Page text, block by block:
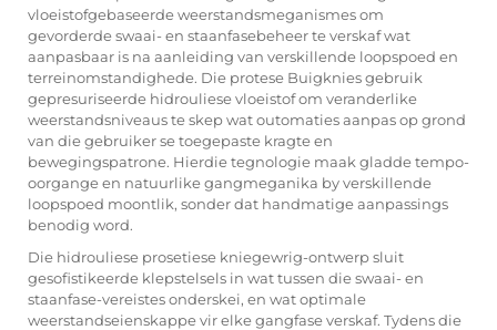
vloeistofgebaseerde weerstandsmeganismes om
gevorderde swaai- en staanfasebeheer te verskaf wat
aanpasbaar is na aanleiding van verskillende loopspoed en
terreinomstandighede. Die protese Buigkniesgebruik
gepresuriseerde hidrouliese vloeistof om veranderlike
weerstandsniveaus te skep wat outomaties aanpas op grond
van die gebruiker se toegepaste kragte en
bewegingspatrone. Hierdie tegnologie maak gladde tempo-
oorgange en natuurlike gangmeganika by verskillende
loopspoed moontlik, sonder dat handmatige aanpassings
benodig word.
Die hidrouliese prosetiese kniegewrig-ontwerp sluit
gesofistikeerde klepstelsels in wat tussen die swaai- en
staanfase-vereistes onderskei, en wat optimale
weerstandseienskappe vir elke gangfase verskaf. Tydens die